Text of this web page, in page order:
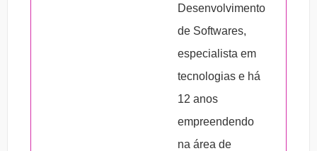
– Pílulas do conhecimento:são materiais
curtos, que apresentam linguagem
acessível, formatos interativos e de consumo
rápido e fácil assimilação.
– Treinamentos de segurança no trabalho
– Desenvolvimento de soft skills
Desenvolvimento
de Softwares,
especialista em
tecnologias e há
12 anos
empreendendo
na área de